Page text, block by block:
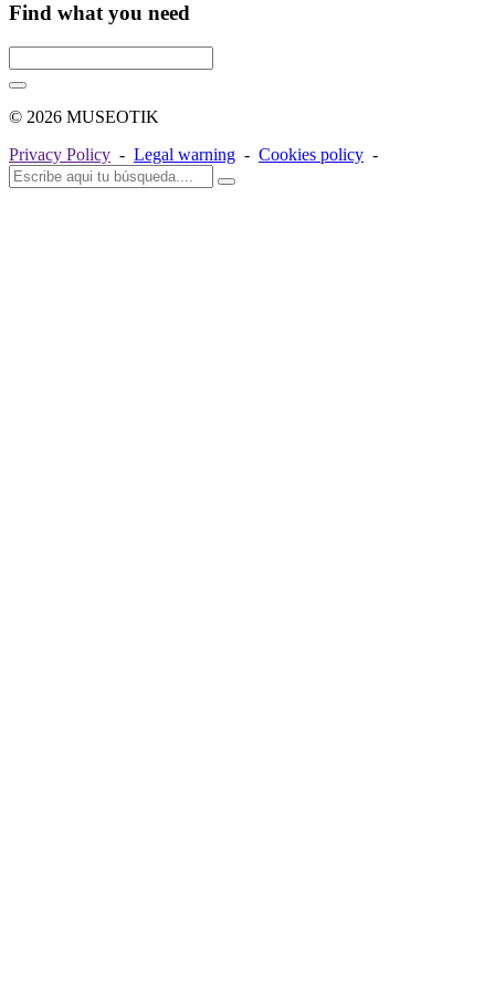
Find what you need
© 2026 MUSEOTIK
Privacy Policy - Legal warning - Cookies policy -